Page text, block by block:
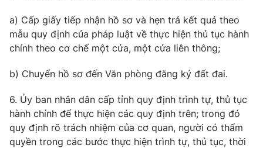
a) Cấp giấy tiếp nhận hồ sơ và hẹn trả kết quả theo
mẫu quy định của pháp luật về thực hiện thủ tục hành
chính theo cơ chế một cửa, một cửa liên thông;
b) Chuyển hồ sơ đến Văn phòng đăng ký đất đai.
6. Ủy ban nhân dân cấp tỉnh quy định trình tự, thủ tục
hành chính để thực hiện các quy định trên; trong đó
quy định rõ trách nhiệm của cơ quan, người có thẩm
quyền trong các bước thực hiện trình tự, thủ tục, thời